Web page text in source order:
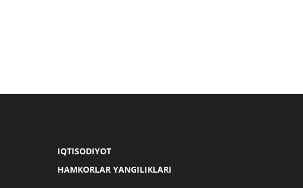
IQTISODIYOT
HAMKORLAR YANGILIKLARI